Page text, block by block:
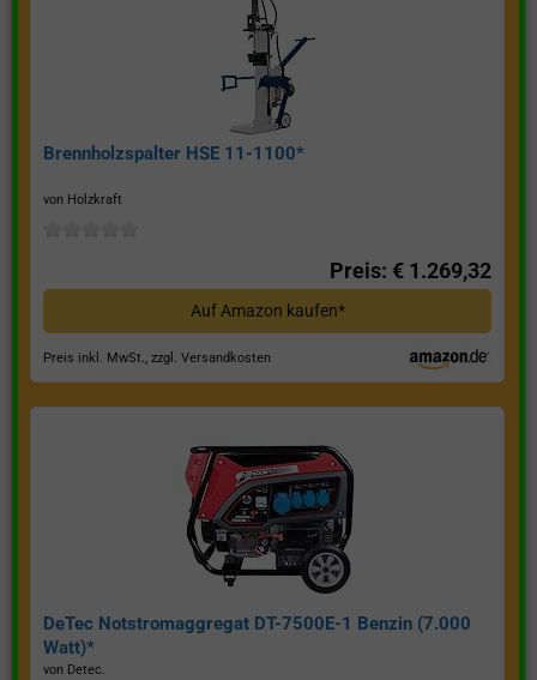
Brennholzspalter HSE 11-1100*
von Holzkraft
Preis: € 1.269,32
Auf Amazon kaufen*
Preis inkl. MwSt., zzgl. Versandkosten
DeTec Notstromaggregat DT-7500E-1 Benzin (7.000
Watt)*
von Detec.